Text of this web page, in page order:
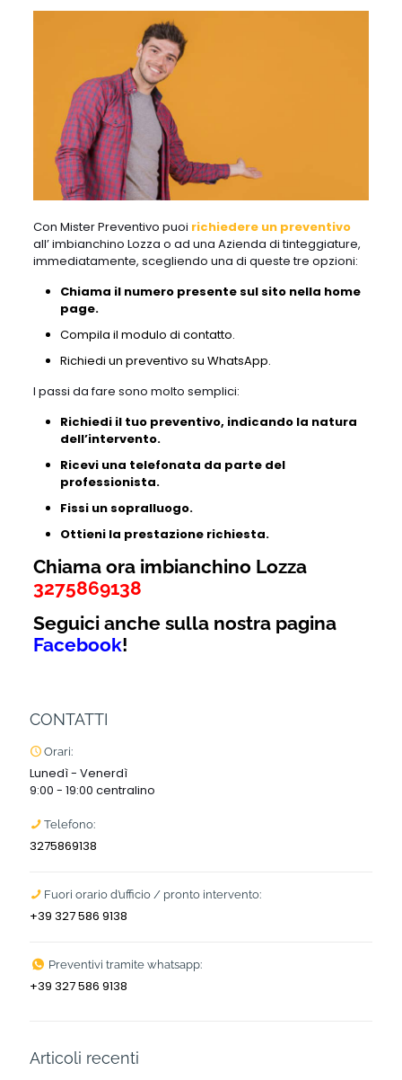
Con Mister Preventivo puoi richiedere un preventivo
all’ imbianchino Lozza o ad una Azienda di tinteggiature,
immediatamente, scegliendo una di queste tre opzioni:
Chiama il numero presente sul sito nella home
page.
Compila il modulo di contatto.
Richiedi un preventivo su WhatsApp.
I passi da fare sono molto semplici:
Richiedi il tuo preventivo, indicando la natura
dell’intervento.
Ricevi una telefonata da parte del
professionista.
Fissi un sopralluogo.
Ottieni la prestazione richiesta.
Chiama ora imbianchino Lozza
3275869138
Seguici anche sulla nostra pagina
Facebook!
CONTATTI
Orari:
Lunedì - Venerdì
9:00 - 19:00 centralino
Telefono:
3275869138
Fuori orario d’ufficio / pronto intervento:
+39 327 586 9138
Preventivi tramite whatsapp:
+39 327 586 9138
Articoli recenti